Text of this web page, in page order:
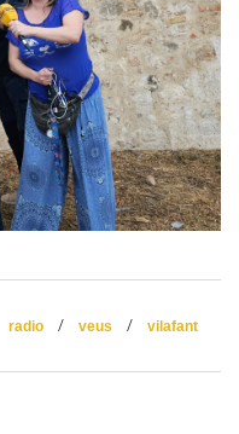
radio / veus / vilafant